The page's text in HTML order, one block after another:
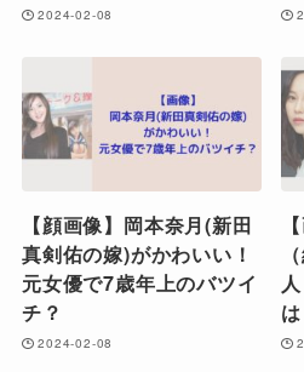
2024-02-08
【顔画像】岡本奈月(新田
真剣佑の嫁)がかわいい！
元女優で7歳年上のバツイ
チ？
2024-02-08